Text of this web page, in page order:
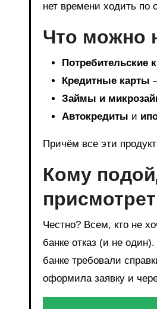
нет времени ходить по
Что можно
Потребительские
Кредитные карты
Займы и
Автокредиты и
Причём все эти
Кому
Честно? Всем, кто не
банке отказ (и не
банке требовали
оформила заявку и